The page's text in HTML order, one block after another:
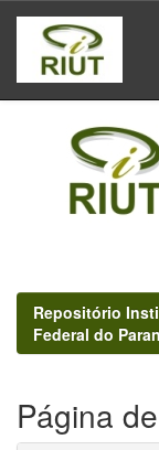
Skip
navigation
Repositório
Federal do
Página